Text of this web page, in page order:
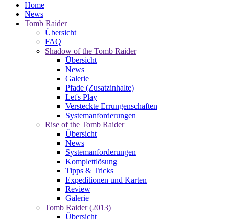
Home
News
Tomb Raider
Übersicht
FAQ
Shadow of the Tomb Raider
Übersicht
News
Galerie
Pfade (Zusatzinhalte)
Let's Play
Versteckte Errungenschaften
Systemanforderungen
Rise of the Tomb Raider
Übersicht
News
Systemanforderungen
Komplettlösung
Tipps & Tricks
Expeditionen und Karten
Review
Galerie
Tomb Raider (2013)
Übersicht